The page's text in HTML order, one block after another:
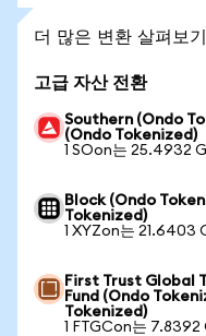
더 많은 변환 살펴보기
고급 자산 전환
Southern (Ondo
(Ondo Tokenized)
1 SOon는 25.4932
Block (Ondo
Tokenized)
1 XYZon는 21.6403
First Trust Global
Fund (Ondo
Tokenized)
1 FTGCon는 7.8392